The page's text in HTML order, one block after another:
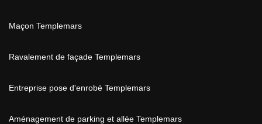
Maçon Templemars
Ravalement de façade Templemars
Entreprise pose d'enrobé Templemars
Aménagement de parking et allée Templemars